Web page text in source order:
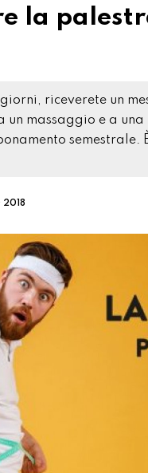
la
riceverete un
un massaggio e a
2018